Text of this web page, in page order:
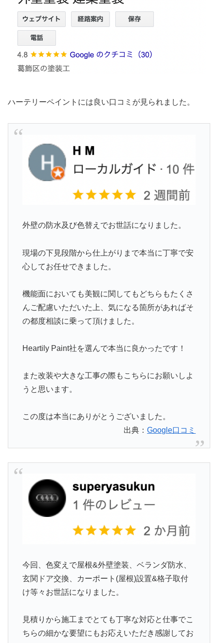
ハーテリーペイントには良い口コミが見られました。
外壁の防水及び色替えでお世話になりました。
現場の下見段階から仕上がりまで本当に丁寧で安
心してお任せできました。
機能面においても美観に関してもどちらもたくさ
んご配慮いただいた上、気になる箇所があればそ
の都度相談に乗って頂けました。
Heartily Paint社を選んで本当に良かったです！
また改装や大きな工事の際もこちらにお願いしよ
うと思います。
この度は本当にありがとうございました。
出典：Google口コミ
今回、色変えで屋根&外壁塗装、ベランダ防水、
玄関ドア交換、カーポート(屋根)設置&格子取付
け等々お世話になりました。
見積りから施工までとても丁寧な対応と仕事でこ
ちらの細かな要望にもお応えいただき感謝してお